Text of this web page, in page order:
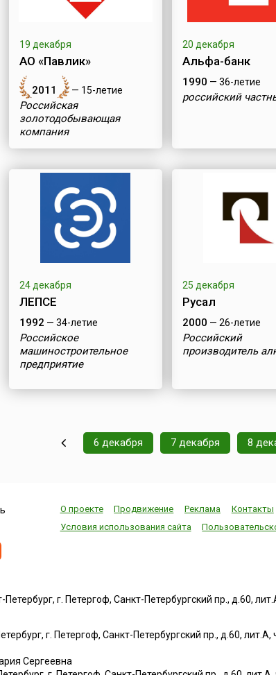
19 декабря
АО «Павлик»
2011 — 15-летие
Российская
золотодобывающая
компания
20 декабря
Альфа-банк
1990 — 36-летие
российский
24 декабря
ЛЕПСЕ
1992 — 34-летие
Российское
машиностроительное
предприятие
25 декабря
Русал
2000 — 26-летие
Российский
производитель
6 декабря 7 декабря 8
О проекте Продвижение Реклама Контакты
Условия использования сайта
г. Петергоф, Санкт-Петербургский пр., д.60,
г. Петергоф, Санкт-Петербургский пр., д.60, лит.А,
Сергеевна